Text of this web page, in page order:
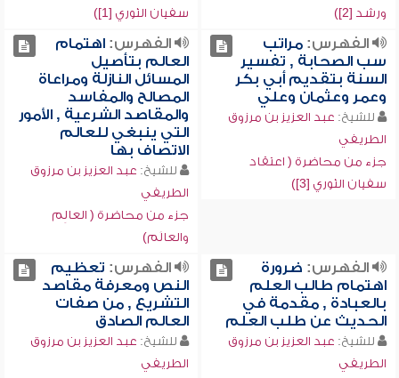
ورشد [2])
سفيان الثوري [1])
الفهرس:مراتب
سب الصحابة , تفسير
السنة بتقديم أبي بكر
وعمر وعثمان وعلي
للشيخ: عبد العزيز بن مرزوق
الطريفي
جزء من محاضرة ( اعتقاد
سفيان الثوري [3])
الفهرس:اهتمام
العالم بتأصيل
المسائل النازلة ومراعاة
المصالح والمفاسد
والمقاصد الشرعية , الأمور
التي ينبغي للعالم
الاتصاف بها
للشيخ: عبد العزيز بن مرزوق
الطريفي
جزء من محاضرة ( العالِم
والعالَم)
الفهرس: ضرورة
اهتمام طالب العلم
بالعبادة , مقدمة في
الحديث عن طلب العلم
للشيخ: عبد العزيز بن مرزوق
الطريفي
الفهرس: تعظيم
النص ومعرفة مقاصد
التشريع , من صفات
العالم الصادق
للشيخ: عبد العزيز بن مرزوق
الطريفي